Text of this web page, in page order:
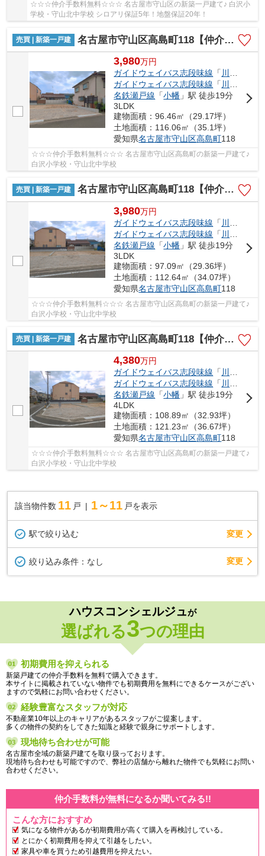
☆☆☆仲介手数料無料☆☆☆ 名古屋市守山区の新築一戸建て♪ 白沢小
学校・守山北中学校 シロアリ保証5年！地盤保証20年！
売買 | 新築一戸建 名古屋市守山区高島町118【仲介手数料無料】新築一戸建て 1号棟
3,980万円
ガイドウェイバス志段味線 「 川村
ガイドウェイバス志段味線 「 川宮
名鉄瀬戸線 「小幡 」駅 徒歩19分
3LDK
建物面積：96.46㎡（29.17坪）
土地面積：116.06㎡（35.1坪）
愛知県名古屋市守山区高島町118
☆☆☆仲介手数料無料☆☆☆ 名古屋市守山区高島町の新築一戸建て♪
白沢小学校・守山北中学校
売買 | 新築一戸建 名古屋市守山区高島町118【仲介手数料無料】新築一戸建て 2号棟
3,980万円
ガイドウェイバス志段味線 「 川村
ガイドウェイバス志段味線 「 川宮
名鉄瀬戸線 「小幡 」駅 徒歩19分
3LDK
建物面積：97.09㎡（29.36坪）
土地面積：112.64㎡（34.07坪）
愛知県名古屋市守山区高島町118
☆☆☆仲介手数料無料☆☆☆ 名古屋市守山区高島町の新築一戸建て♪
白沢小学校・守山北中学校
売買 | 新築一戸建 名古屋市守山区高島町118【仲介手数料無料】新築一戸建て 3号棟
4,380万円
ガイドウェイバス志段味線 「 川村
ガイドウェイバス志段味線 「 川宮
名鉄瀬戸線 「小幡 」駅 徒歩19分
4LDK
建物面積：108.89㎡（32.93坪）
土地面積：121.23㎡（36.67坪）
愛知県名古屋市守山区高島町118
☆☆☆仲介手数料無料☆☆☆ 名古屋市守山区高島町の新築一戸建て♪
白沢小学校・守山北中学校
該当物件数 11 戸 1～11 戸を表示
駅で絞り込む 変更
絞り込み条件： なし 変更
ハウスコンシェルジュが
選ばれる3つの理由
初期費用を抑えられる
新築戸建ての仲介手数料を無料で購入できます。
本サイトに掲載されていない物件でも初期費用を無料にできるケースがござい
ますので気軽にお問い合わせください。
経験豊富なスタッフが対応
不動産業10年以上のキャリアがあるスタッフがご提案します。
多くの物件の契約をしてきた知識と経験で親身にサポートします。
現地待ち合わせが可能
名古屋市全域の新築戸建てを取り扱っております。
現地待ち合わせも可能ですので、弊社の店舗から離れた物件でも気軽にお問い
合わせください。
仲介手数料が無料になるか聞いてみる!!
こんな方におすすめ
気になる物件があるが初期費用が高くて購入を再検討している。
とにかく初期費用を抑えて引越をしたい。
家具や車を買うため引越費用を抑えたい。